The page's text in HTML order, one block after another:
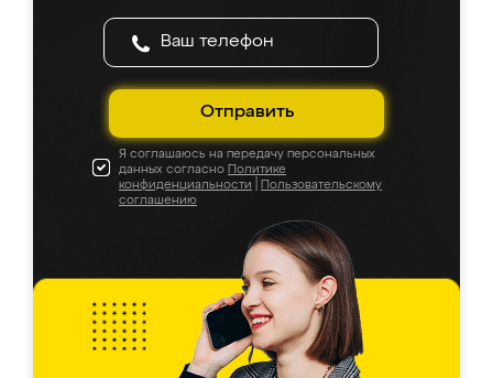
Отправить
Я соглашаюсь на передачу персональных
данных согласно Политике
конфиденциальности
Пользовательскому
соглашению